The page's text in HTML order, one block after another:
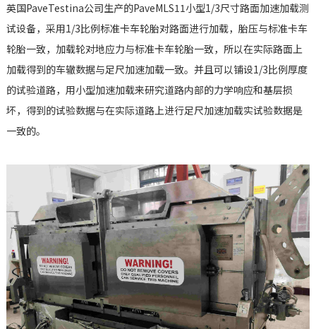
英国PaveTestina公司生产的PaveMLS11小型1/3尺寸路面加速加载测
试设备，采用1/3比例标准卡车轮胎对路面进行加载，胎压与标准卡车
轮胎一致，加载轮对地应力与标准卡车轮胎一致，所以在实际路面上
加载得到的车辙数据与足尺加速加载一致。并且可以铺设1/3比例厚度
的试验道路，用小型加速加载来研究道路内部的力学响应和基层损
坏，得到的试验数据与在实际道路上进行足尺加速加载实试验数据是
一致的。